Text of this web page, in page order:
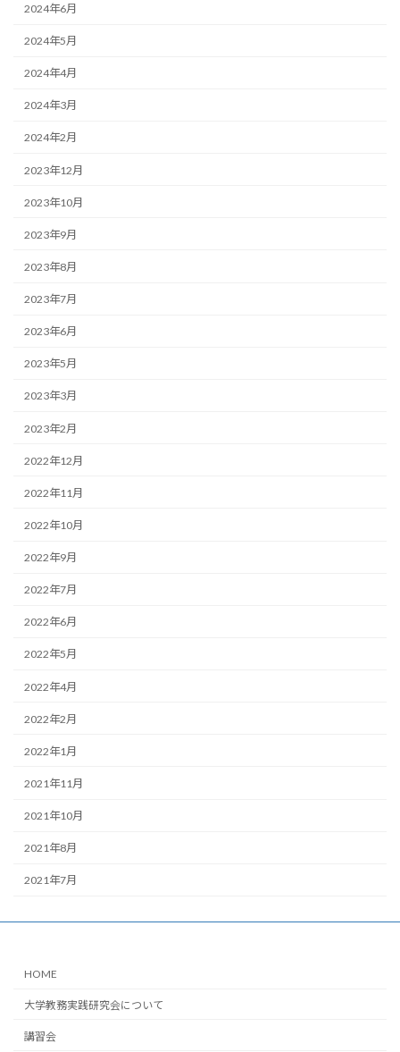
2024年6月
2024年5月
2024年4月
2024年3月
2024年2月
2023年12月
2023年10月
2023年9月
2023年8月
2023年7月
2023年6月
2023年5月
2023年3月
2023年2月
2022年12月
2022年11月
2022年10月
2022年9月
2022年7月
2022年6月
2022年5月
2022年4月
2022年2月
2022年1月
2021年11月
2021年10月
2021年8月
2021年7月
HOME
大学教務実践研究会について
講習会